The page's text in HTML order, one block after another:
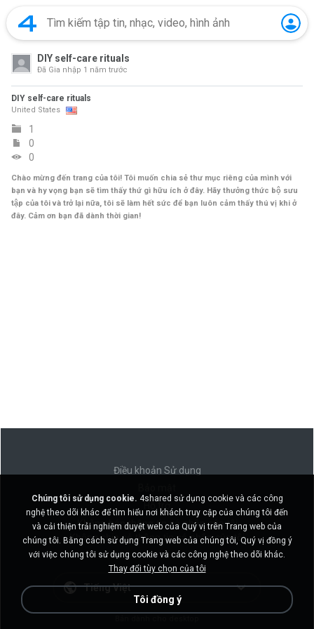
DIY self-care rituals
Đã Gia nhập 1 năm trước
DIY self-care rituals
United States
1
0
0
Chào mừng đến trang của tôi! Tôi muốn chia sẻ thư mục riêng của mình với
bạn và hy vọng bạn sẽ tìm thấy thứ gì hữu ích ở đây. Hãy thưởng thức bộ sưu
tập của tôi và trở lại nữa, tôi sẽ làm hết sức để bạn luôn cảm thấy thú vị khi ở
đây. Cảm ơn bạn đã dành thời gian!
Điều khoản Sử dụng
Không bán thông tin cá nhân của tôi
Không chia sẻ thông tin cá nhân của tôi
Tiếng Việt
Chúng tôi sử dụng cookie. 4shared sử dụng cookie và các công
nghệ theo dõi khác để tìm hiểu nơi khách truy cập của chúng tôi đến
và cải thiện trải nghiệm duyệt web của Quý vị trên Trang web của
chúng tôi. Bằng cách sử dụng Trang web của chúng tôi, Quý vị đồng ý
với việc chúng tôi sử dụng cookie và các công nghệ theo dõi khác.
Thay đổi tùy chọn của tôi
Tôi đồng ý